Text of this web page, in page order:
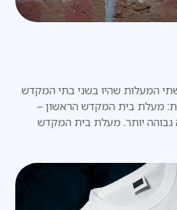
המעלות שהיו בשני בתי המקדש
מעלת בית המקדש הראשון –
גבוהה יותר. מעלת בית המקדש